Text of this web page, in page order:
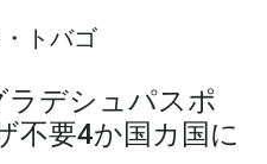
トバゴ
ラデシュパスポ
不要4か国カ国に